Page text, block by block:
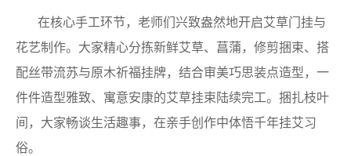
在核心手工环节，老师们兴致盎然地开启艾草门挂与
花艺制作。大家精心分拣新鲜艾草、菖蒲，修剪捆束、搭
配丝带流苏与原木祈福挂牌，结合审美巧思装点造型，一
件件造型雅致、寓意安康的艾草挂束陆续完工。捆扎枝叶
间，大家畅谈生活趣事，在亲手创作中体悟千年挂艾习
俗。